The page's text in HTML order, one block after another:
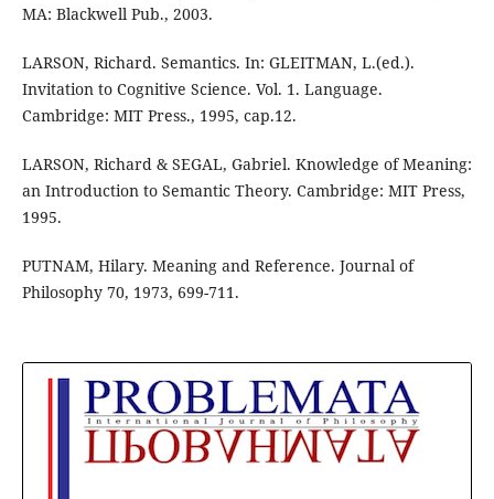
MA: Blackwell Pub., 2003.
LARSON, Richard. Semantics. In: GLEITMAN, L.(ed.).
Invitation to Cognitive Science. Vol. 1. Language.
Cambridge: MIT Press., 1995, cap.12.
LARSON, Richard & SEGAL, Gabriel. Knowledge of Meaning:
an Introduction to Semantic Theory. Cambridge: MIT Press,
1995.
PUTNAM, Hilary. Meaning and Reference. Journal of
Philosophy 70, 1973, 699-711.